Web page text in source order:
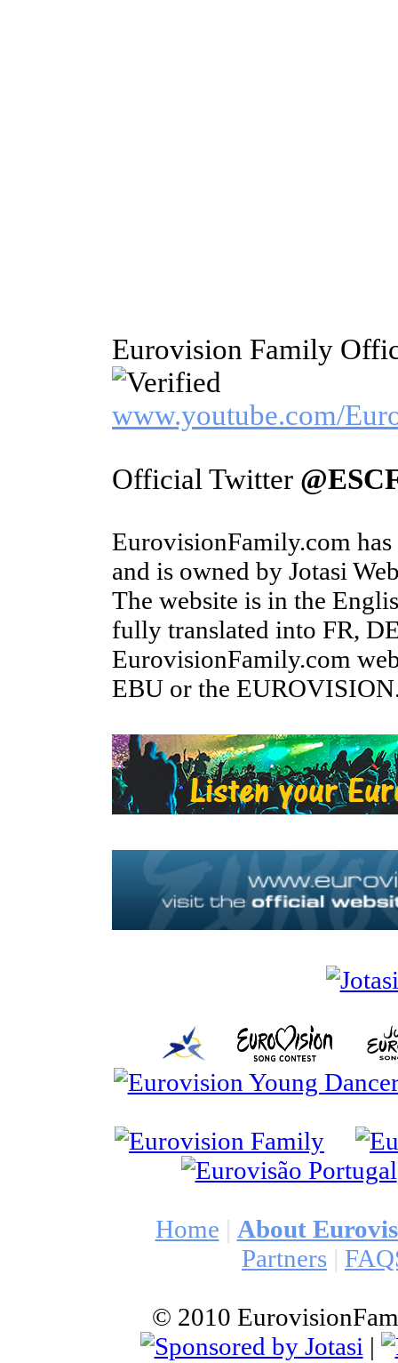
Eurovision Family
www.youtube.com/
Official Twitter
EurovisionFamily.com
and is owned by Jotasi
The website is in the
fully translated into FR,
EurovisionFamily.com
EBU or the
Home | About
Partners |
© 2010
|